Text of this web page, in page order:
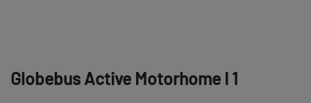
Globebus Active Motorhome I 1